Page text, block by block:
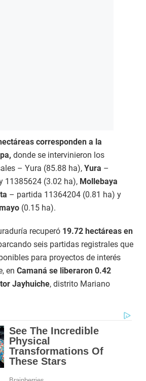
corresponden a la
donde se intervinieron los
– Yura (85.88 ha), Yura –
11385624 (3.02 ha), Mollebaya
– partida 11364204 (0.81 ha) y
(0.15 ha).
recuperó 19.72 hectáreas en
seis partidas registrales que
para proyectos de interés
en Camaná se liberaron 0.42
Jayhuiche, distrito Mariano